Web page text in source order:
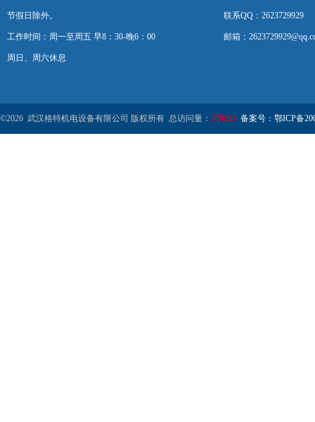
节假日除外。
工作时间：周一至周五 早8：30-晚6：00
周日、周六休息
联系QQ：2623729929
邮箱：
©2026 武汉格特机电设备有限公司 版权所有 总访问量： 378623 备案号：鄂ICP备